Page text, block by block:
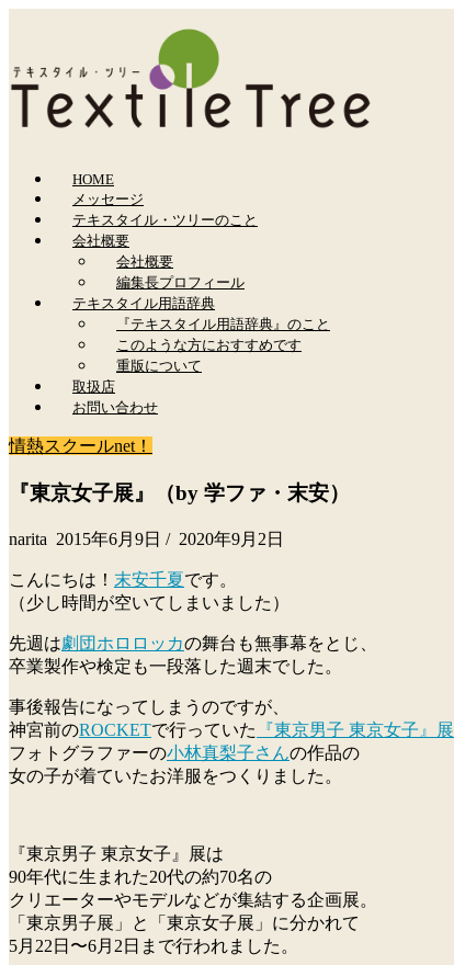
HOME
メッセージ
テキスタイル・ツリーのこと
会社概要
会社概要
編集長プロフィール
テキスタイル用語辞典
『テキスタイル用語辞典』のこと
このような方におすすめです
重版について
取扱店
お問い合わせ
情熱スクールnet！
『東京女子展』（by 学ファ・末安）
narita 2015年6月9日 / 2020年9月2日
こんにちは！ 末安千夏です。
（少し時間が空いてしまいました）
先週は劇団ホロロッカの舞台も無事幕をとじ、
卒業製作や検定も一段落した週末でした。
事後報告になってしまうのですが、
神宮前のROCKETで行っていた 『東京男子 東京女子』展
フォトグラファーの小林真梨子さんの作品の
女の子が着ていたお洋服をつくりました。
『東京男子 東京女子』展は
90年代に生まれた20代の約70名の
クリエーターやモデルなどが集結する企画展。
「東京男子展」と「東京女子展」に分かれて
5月22日〜6月2日まで行われました。